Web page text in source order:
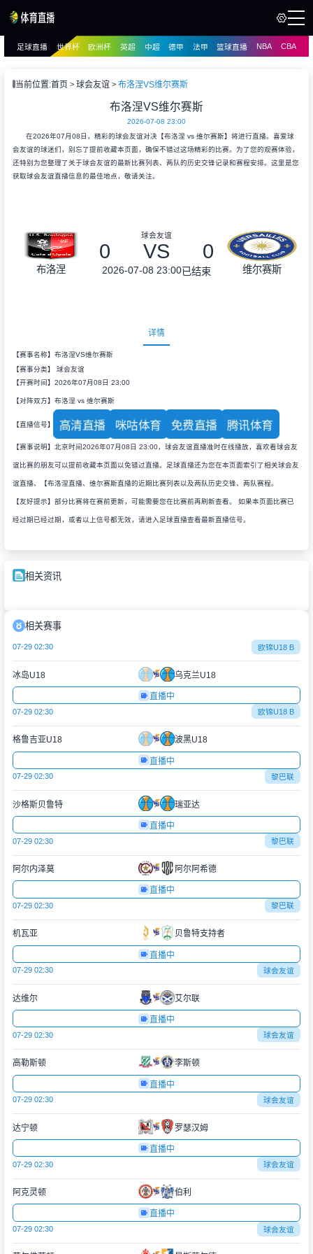
播
足球直播 世界杯 欧洲杯 英超 中超 德甲 法甲 篮球直播 NBA CBA
当前位置:首页 球会友谊 布洛涅VS维尔赛斯
布洛涅VS维尔赛斯
2026-07-08 23:00
在2026年07月08日，精彩的球会友谊对决【布洛涅 vs 维尔赛斯】将进行直播。喜爱球
会友谊的球迷们，别忘了提前收藏本页面，确保不错过这场精彩的比赛。为了您的观赛体验，
还特别为您整理了关于球会友谊的最新比赛列表、两队的历史交锋记录和赛程安排。这里是您
获取球会友谊直播信息的最佳地点，敬请关注。
布洛涅
球会友谊
0 VS 0
2026-07-08 23:00已结束 维尔赛斯
详情
【赛事名称】布洛涅VS维尔赛斯
【赛事分类】 球会友谊
【开赛时间】2026年07月08日 23:00
【对阵双方】布洛涅 vs 维尔赛斯
【直播信号】 高清直播 咪咕体育 免费直播 腾讯体育
【赛事说明】北京时间2026年07月08日 23:00，球会友谊直播准时在线播放，喜欢看球会友
谊比赛的朋友可以提前收藏本页面以免错过直播。足球直播还为您在本页面索引了相关球会友
谊直播、【布洛涅直播、维尔赛斯直播的近期比赛列表以及两队历史交锋、两队赛程。
【友好提示】部分比赛将在赛前更新，可能需要您在比赛前再刷新查看。 如果本页面比赛已
经过期已经过期，或者以上信号都无效，请进入足球直播查看最新直播信号。
相关资讯
相关赛事
07-29 02:30 欧锦U18 B
冰岛U18 乌克兰U18
直播中
07-29 02:30 欧锦U18 B
格鲁吉亚U18 波黑U18
直播中
07-29 02:30 黎巴联
沙格斯贝鲁特 瑞亚达
直播中
07-29 02:30 黎巴联
阿尔内泽莫 阿尔阿希德
直播中
07-29 02:30 黎巴联
机瓦亚 贝鲁特支持者
直播中
07-29 02:30 球会友谊
达维尔 艾尔联
直播中
07-29 02:30 球会友谊
高勒斯顿 李斯顿
直播中
07-29 02:30 球会友谊
达宁顿 罗瑟汉姆
直播中
07-29 02:30 球会友谊
阿克灵顿 伯利
直播中
07-29 02:30 球会友谊